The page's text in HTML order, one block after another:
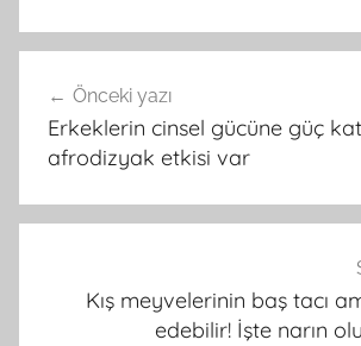
gezinmesi
Önceki yazı
Erkeklerin cinsel gücüne güç
afrodizyak etkisi var
Kış meyvelerinin baş tacı
edebilir! İşte narın